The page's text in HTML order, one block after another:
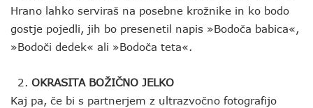
Hrano lahko serviraš na posebne krožnike in ko bodo
gostje pojedli, jih bo presenetil napis »Bodoča babica«,
»Bodoči dedek« ali »Bodoča teta«.
OKRASITA BOŽIČNO JELKO
Kaj pa, če bi s partnerjem z ultrazvočno fotografijo